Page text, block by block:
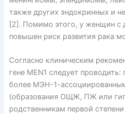
также других эндокринных и
[2]. Помимо этого, у женщин с
повышен риск развития рака
Согласно клиническим
гене MEN1 следует
более МЭН-1-
(образования ОЩЖ, ПЖ или
родственникам первой